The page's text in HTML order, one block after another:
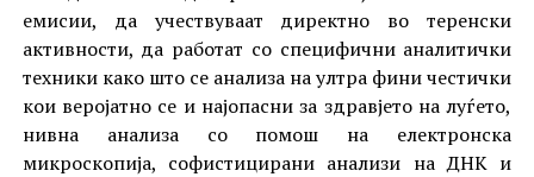
емисии, да учествуваат директно во теренски
активности, да работат со специфични аналитички
техники како што се анализа на ултра фини честички
кои веројатно се и најопасни за здравјето на луѓето,
нивна анализа со помош на електронска
микроскопија, софистицирани анализи на ДНК и